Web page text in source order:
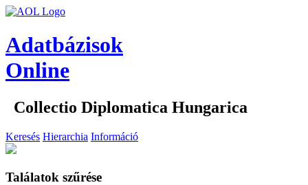
Adatbázisok
Online
Collectio Diplomatica Hungarica
Keresés Hierarchia Információ
Találatok szűrése